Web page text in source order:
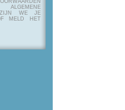
ZIJN WE JE
MELD HET